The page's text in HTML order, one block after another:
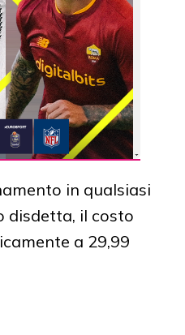
in qualsiasi
disdetta, il costo
a 29,99